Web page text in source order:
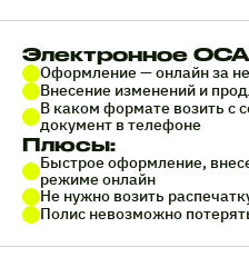
Электронное
Оформление — онлайн за
Внесение изменений и
В каком формате возить с
документ в телефоне
Плюсы:
Быстрое оформление,
режиме онлайн
Не нужно возить
Полис невозможно